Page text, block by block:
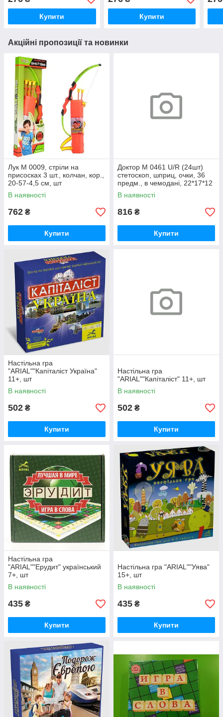
Купити Купити
Акційні пропозиції та новинки
Лук M 0009, стріли на
присосках 3 шт., колчан, кор.,
20-57-4,5 см, шт
В наявності
762 ₴
Купити
Доктор M 0461 U/R (24шт)
стетоскоп, шприц, очки, 36
предм., в чемодані, 22*17*12
см, шт
В наявності
816 ₴
Купити
Настільна гра
"ARIAL""Капіталіст Україна"
11+, шт
В наявності
502 ₴
Купити
Настільна гра
"ARIAL""Капіталіст" 11+, шт
В наявності
502 ₴
Купити
Настільна гра
"ARIAL""Ерудит" український
7+, шт
В наявності
435 ₴
Купити
Настільна гра "ARIAL""Уява"
15+, шт
В наявності
435 ₴
Купити